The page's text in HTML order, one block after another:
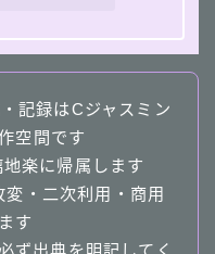
記録はCジャスミン
空間です
楽に帰属します
・二次利用・商用
す